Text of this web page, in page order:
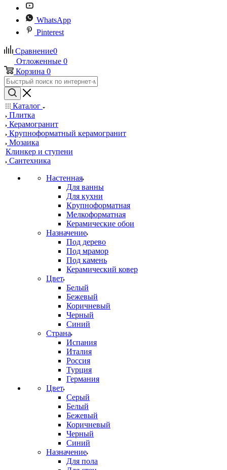
WhatsApp
Pinterest
Сравнение0
Отложенные 0
Корзина 0
Каталог
Плитка
Керамогранит
Крупноформатный керамогранит
Мозаика
Клинкер и ступени
Сантехника
Настенная
Для ванны
Для кухни
Крупноформатная
Мелкоформатная
Керамические обои
Назначение
Под дерево
Под мрамор
Под камень
Керамический ковер
Цвет
Белый
Бежевый
Коричневый
Черный
Синий
Страна
Испания
Италия
Россия
Турция
Германия
Цвет
Серый
Белый
Бежевый
Коричневый
Черный
Синий
Назначение
Для пола